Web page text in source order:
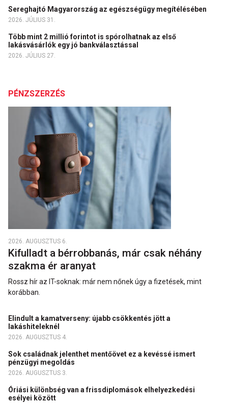
Sereghajtó Magyarország az egészségügy megítélésében
2026. JÚLIUS 31.
Több mint 2 millió forintot is spórolhatnak az első
lakásvásárlók egy jó bankválasztással
2026. JÚLIUS 27.
PÉNZSZERZÉS
2026. AUGUSZTUS 6.
Kifulladt a bérrobbanás, már csak néhány
szakma ér aranyat
Rossz hír az IT-soknak: már nem nőnek úgy a fizetések, mint
korábban.
Elindult a kamatverseny: újabb csökkentés jött a
lakáshiteleknél
2026. AUGUSZTUS 4.
Sok családnak jelenthet mentőövet ez a kevéssé ismert
pénzügyi megoldás
2026. AUGUSZTUS 3.
Óriási különbség van a frissdiplomások elhelyezkedési
esélyei között